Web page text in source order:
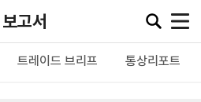
보고서
트레이드 브리프 통상리포트